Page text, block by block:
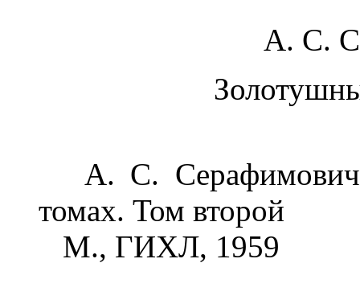
А. С.
А. С. Серафимович.
томах. Том второй
М., ГИХЛ, 1959